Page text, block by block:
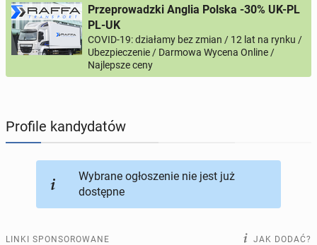
PROFILE KANDYDATÓW 296 profili online
USŁUGI 167ogłoszeń online
KUPIĘ & SPRZEDAM
Przeprowadzki Anglia Polska -30% UK-PL
PL-UK
COVID-19: działamy bez zmian / 12 lat na rynku /
Ubezpieczenie / Darmowa Wycena Online /
Najlepsze ceny
Profile kandydatów
Wybrane ogłoszenie nie jest już
dostępne
LINKI SPONSOROWANE JAK DODAĆ?